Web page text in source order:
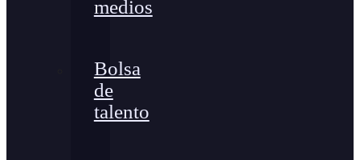
medios
Bolsa
de
talento